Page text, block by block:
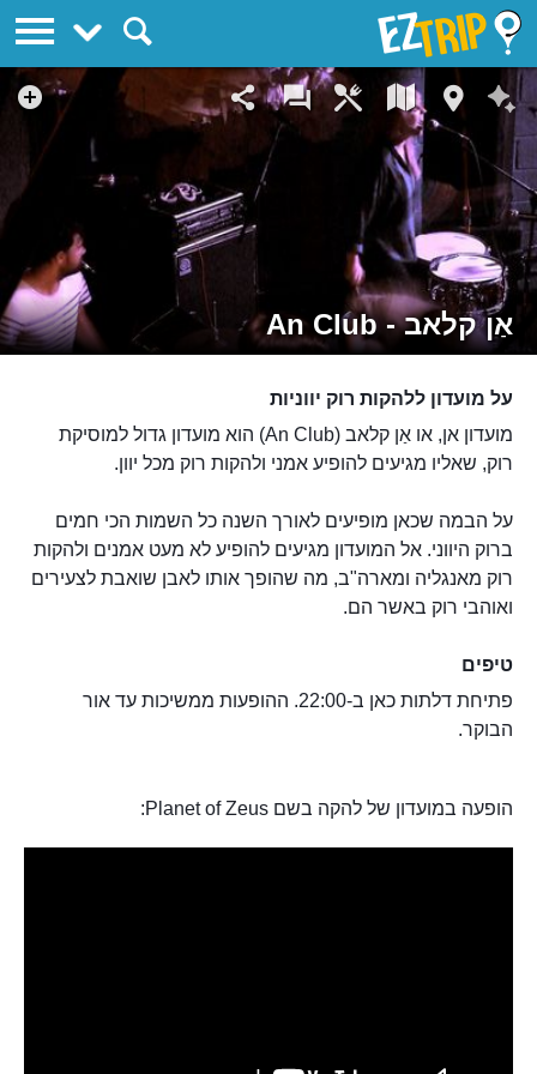
אַן קלאב - An Club
על מועדון ללהקות רוק יווניות
מועדון אן, או אַן קלאב (An Club) הוא מועדון גדול למוסיקת
רוק, שאליו מגיעים להופיע אמני ולהקות רוק מכל יוון.
על הבמה שכאן מופיעים לאורך השנה כל השמות הכי חמים
ברוק היווני. אל המועדון מגיעים להופיע לא מעט אמנים ולהקות
רוק מאנגליה ומארה"ב, מה שהופך אותו לאבן שואבת לצעירים
ואוהבי רוק באשר הם.
טיפים
פתיחת דלתות כאן ב-22:00. ההופעות ממשיכות עד אור
הבוקר.
הופעה במועדון של להקה בשם Planet of Zeus:
EZTrip